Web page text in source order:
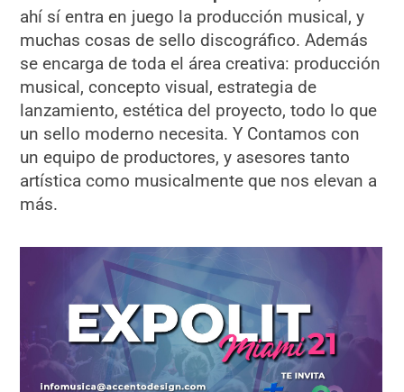
ahí sí entra en juego la producción musical, y
muchas cosas de sello discográfico. Además
se encarga de toda el área creativa: producción
musical, concepto visual, estrategia de
lanzamiento, estética del proyecto, todo lo que
un sello moderno necesita. Y Contamos con
un equipo de productores, y asesores tanto
artística como musicalmente que nos elevan a
más.